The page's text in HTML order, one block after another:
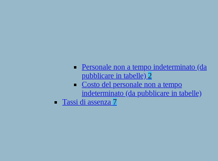
Personale non a tempo indeterminato (da
pubblicare in tabelle) 2
Costo del personale non a tempo
indeterminato (da pubblicare in tabelle)
Tassi di assenza 7